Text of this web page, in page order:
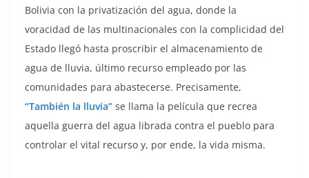
Bolivia con la privatización del agua, donde la
voracidad de las multinacionales con la complicidad del
Estado llegó hasta proscribir el almacenamiento de
agua de lluvia, último recurso empleado por las
comunidades para abastecerse. Precisamente,
“También la lluvia” se llama la película que recrea
aquella guerra del agua librada contra el pueblo para
controlar el vital recurso y, por ende, la vida misma.